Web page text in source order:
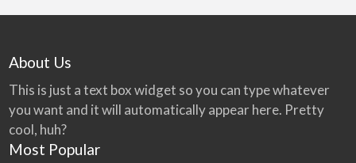
About Us
This is just a text box widget so you can type whatever
you want and it will automatically appear here. Pretty
cool, huh?
Most Popular